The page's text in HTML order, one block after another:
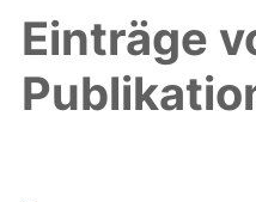
Einträge